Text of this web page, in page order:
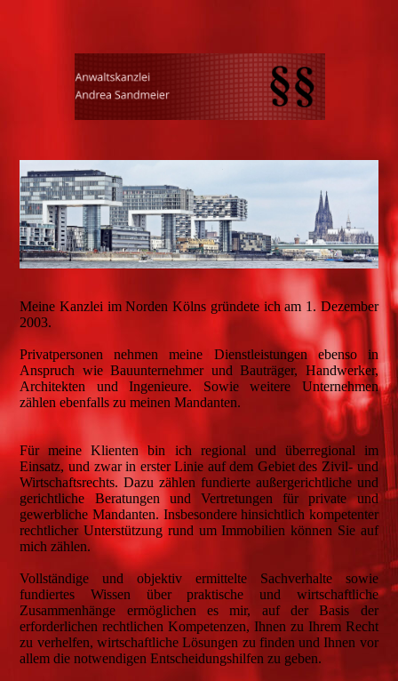
Meine Kanzlei im Norden Kölns gründete ich am 1. Dezember
2003.
Privatpersonen nehmen meine Dienstleistungen ebenso in
Anspruch wie Bauunternehmer und Bauträger, Handwerker,
Architekten und Ingenieure. Sowie weitere Unternehmen
zählen ebenfalls zu meinen Mandanten.
Für meine Klienten bin ich regional und überregional im
Einsatz, und zwar in erster Linie auf dem Gebiet des Zivil- und
Wirtschaftsrechts. Dazu zählen fundierte außergerichtliche und
gerichtliche Beratungen und Vertretungen für private und
gewerbliche Mandanten. Insbesondere hinsichtlich kompetenter
rechtlicher Unterstützung rund um Immobilien können Sie auf
mich zählen.
Vollständige und objektiv ermittelte Sachverhalte sowie
fundiertes Wissen über praktische und wirtschaftliche
Zusammenhänge ermöglichen es mir, auf der Basis der
erforderlichen rechtlichen Kompetenzen, Ihnen zu Ihrem Recht
zu verhelfen, wirtschaftliche Lösungen zu finden und Ihnen vor
allem die notwendigen Entscheidungshilfen zu geben.